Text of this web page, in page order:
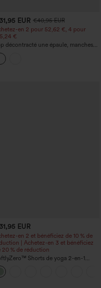
EUR €40,95 EUR
en 2 pour 52,62 €, 4 pour
€
décontracté une épaule, manches
ourlet arrondi hi-low,
intégré, motif à pois
EUR
en 2 et bénéficiez de 10 % de
| Achetez-en 3 et bénéficiez
20 % de réduction
Shorts de yoga 2-en-1
super taille haute, aérés, 5''
poches — longueur allongée